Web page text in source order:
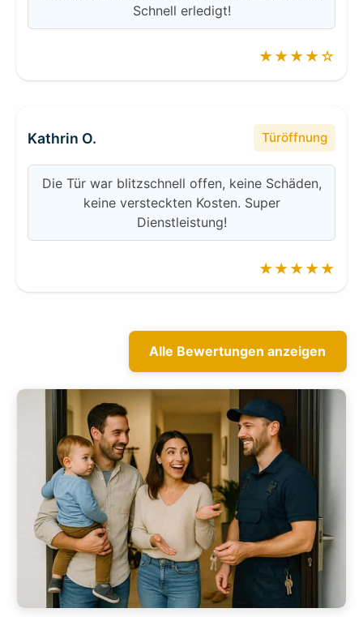
Schnell erledigt!
★★★★☆
Kathrin O. Türöffnung
Die Tür war blitzschnell offen, keine Schäden,
keine versteckten Kosten. Super
Dienstleistung!
★★★★★
Alle Bewertungen anzeigen